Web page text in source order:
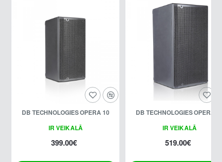
IR VEIKALĀ
DB TECHNOLOGIES OPERA 10
399.00€
IR VEIKALĀ
DB TECHNOLOGIES OPERA
519.00€